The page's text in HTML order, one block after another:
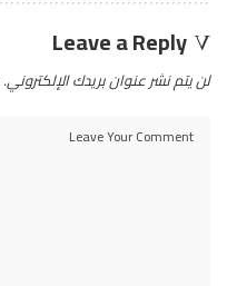
Leave a Reply
لن يتم نشر عنوان بريدك الإلكتروني.